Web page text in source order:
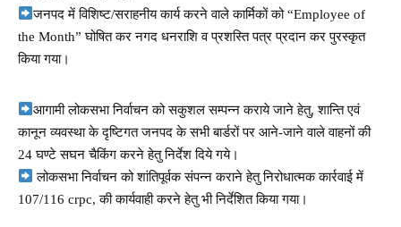
जनपद में विशिष्ट/सराहनीय कार्य करने वाले कार्मिकों को “Employee of
the Month” घोषित कर नगद धनराशि व प्रशस्ति पत्र प्रदान कर पुरस्कृत
किया गया।
आगामी लोकसभा निर्वाचन को सकुशल सम्पन्न कराये जाने हेतु, शान्ति एवं
कानून व्यवस्था के दृष्टिगत जनपद के सभी बार्डरों पर आने-जाने वाले वाहनों की
24 घण्टे सघन चैकिंग करने हेतु निर्देश दिये गये।
लोकसभा निर्वाचन को शांतिपूर्वक संपन्न कराने हेतु निरोधात्मक कार्रवाई में
107/116 crpc, की कार्यवाही करने हेतु भी निर्देशित किया गया।